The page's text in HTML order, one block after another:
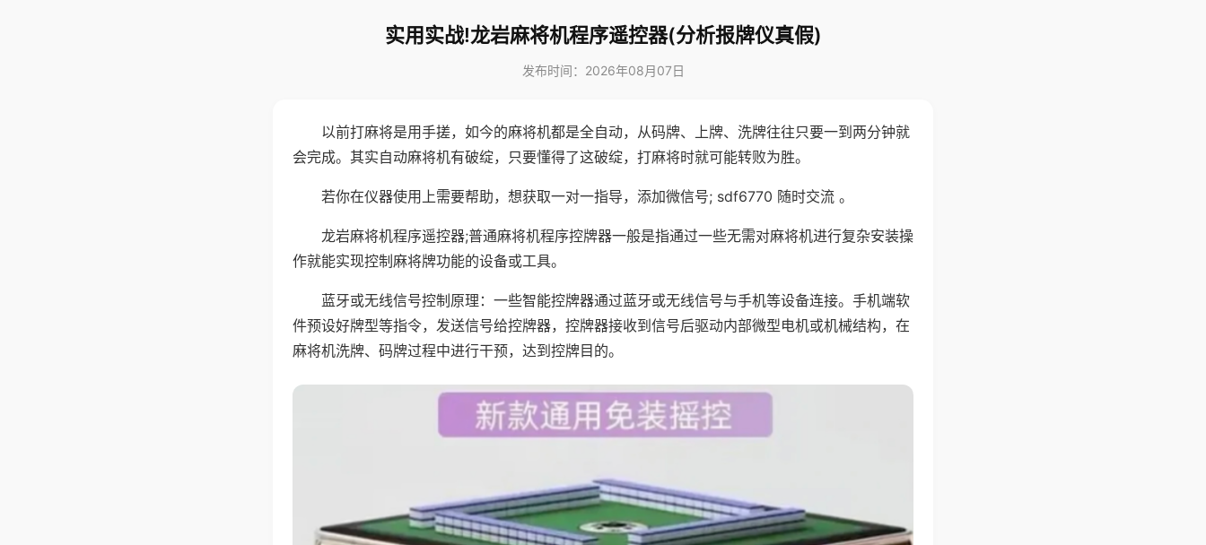
实用实战!龙岩麻将机程序遥控器(分析报牌仪真假)
发布时间：2026年08月07日
以前打麻将是用手搓，如今的麻将机都是全自动，从码牌、上牌、洗牌往往只要一到两分钟就
会完成。其实自动麻将机有破绽，只要懂得了这破绽，打麻将时就可能转败为胜。
若你在仪器使用上需要帮助，想获取一对一指导，添加微信号; sdf6770 随时交流 。
龙岩麻将机程序遥控器;普通麻将机程序控牌器一般是指通过一些无需对麻将机进行复杂安装操
作就能实现控制麻将牌功能的设备或工具。
蓝牙或无线信号控制原理：一些智能控牌器通过蓝牙或无线信号与手机等设备连接。手机端软
件预设好牌型等指令，发送信号给控牌器，控牌器接收到信号后驱动内部微型电机或机械结构，在
麻将机洗牌、码牌过程中进行干预，达到控牌目的。